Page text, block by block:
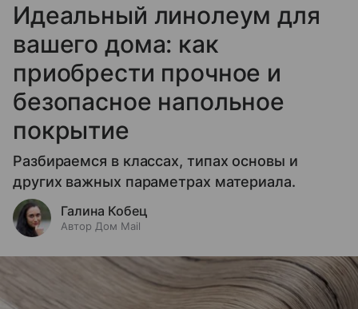
Идеальный линолеум для
вашего дома: как
приобрести прочное и
безопасное напольное
покрытие
Разбираемся в классах, типах основы и
других важных параметрах материала.
Галина Кобец
Автор Дом Mail